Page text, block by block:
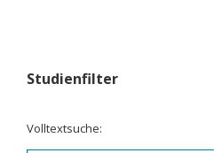
Studienfilter
Volltextsuche: